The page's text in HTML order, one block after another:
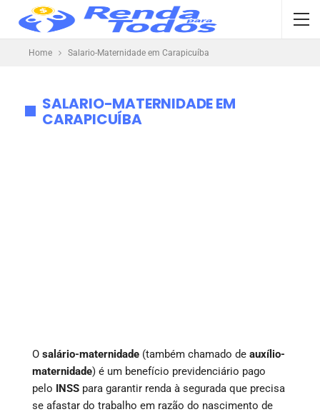
Home Salario-Maternidade em Carapicuíba
SALARIO-MATERNIDADE EM
CARAPICUÍBA
O salário-maternidade (também chamado de auxílio-
maternidade) é um benefício previdenciário pago
pelo INSS para garantir renda à segurada que precisa
se afastar do trabalho em razão do nascimento de